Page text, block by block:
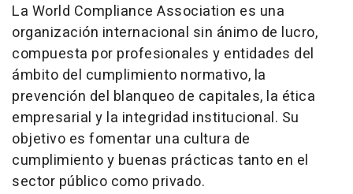
La World Compliance Association es una
organización internacional sin ánimo de lucro,
compuesta por profesionales y entidades del
ámbito del cumplimiento normativo, la
prevención del blanqueo de capitales, la ética
empresarial y la integridad institucional. Su
objetivo es fomentar una cultura de
cumplimiento y buenas prácticas tanto en el
sector público como privado.